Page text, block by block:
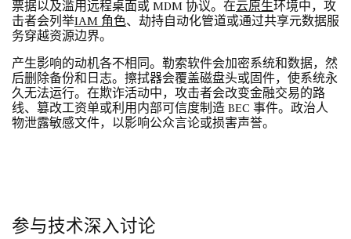
票据以及滥用远程桌面或 MDM 协议。在云原生环境中，攻
击者会列举IAM 角色、劫持自动化管道或通过共享元数据服
务穿越资源边界。
产生影响的动机各不相同。勒索软件会加密系统和数据，然
后删除备份和日志。擦拭器会覆盖磁盘头或固件，使系统永
久无法运行。在欺诈活动中，攻击者会改变金融交易的路
线、篡改工资单或利用内部可信度制造 BEC 事件。政治人
物泄露敏感文件，以影响公众言论或损害声誉。
参与技术深入讨论